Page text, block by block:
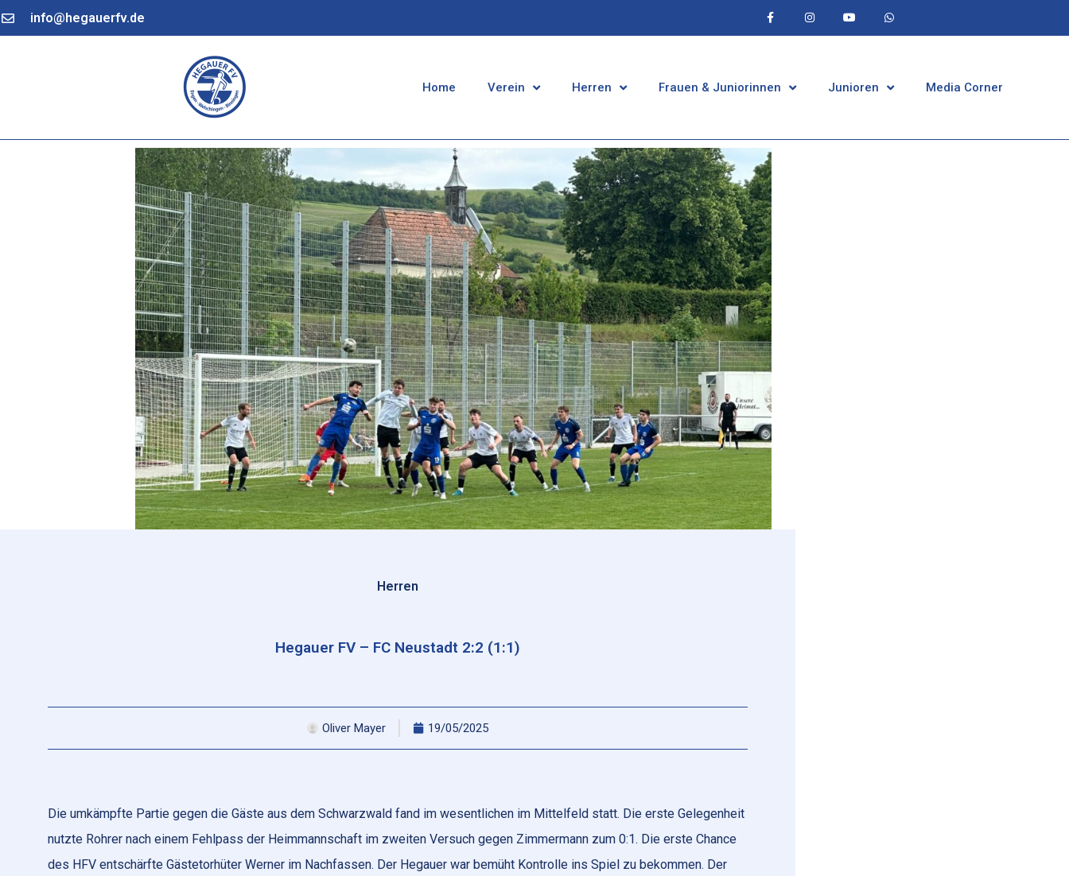
info@hegauerfv.de
Home Verein Herren Frauen & Juniorinnen Junioren Media Corner
Herren
Hegauer FV – FC Neustadt 2:2 (1:1)
Oliver Mayer 19/05/2025
Die umkämpfte Partie gegen die Gäste aus dem Schwarzwald fand im wesentlichen im Mittelfeld statt. Die erste Gelegenheit
nutzte Rohrer nach einem Fehlpass der Heimmannschaft im zweiten Versuch gegen Zimmermann zum 0:1. Die erste Chance
des HFV entschärfte Gästetorhüter Werner im Nachfassen. Der Hegauer war bemüht Kontrolle ins Spiel zu bekommen. Der